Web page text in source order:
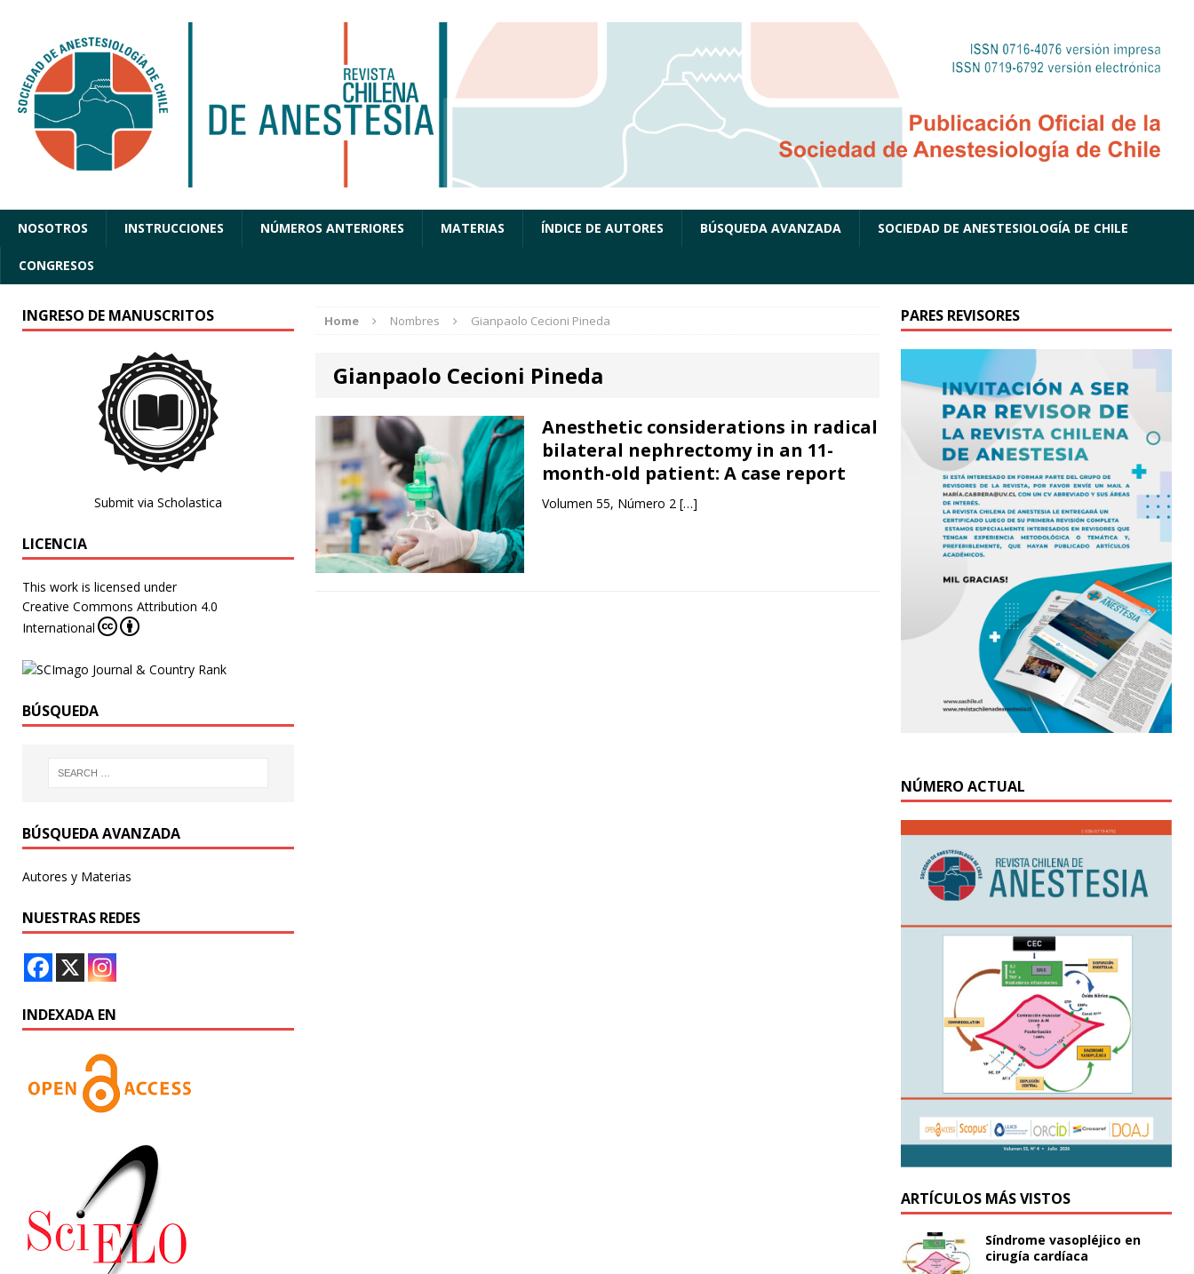
NOSOTROS INSTRUCCIONES NÚMEROS ANTERIORES MATERIAS ÍNDICE DE AUTORES BÚSQUEDA AVANZADA SOCIEDAD DE ANESTESIOLOGÍA DE CHILE
CONGRESOS
Home Nombres Gianpaolo Cecioni Pineda
Gianpaolo Cecioni Pineda
Anesthetic considerations in radical
bilateral nephrectomy in an 11-
month-old patient: A case report
Volumen 55, Número 2 […]
INGRESO DE MANUSCRITOS
Submit via Scholastica
LICENCIA
This work is licensed under
Creative Commons Attribution 4.0
International
BÚSQUEDA
BÚSQUEDA AVANZADA
Autores y Materias
NUESTRAS REDES
INDEXADA EN
PARES REVISORES
NÚMERO ACTUAL
ARTÍCULOS MÁS VISTOS
Síndrome vasopléjico en
cirugía cardíaca